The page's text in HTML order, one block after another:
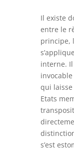
Il existe
entre le
principe,
interne.
qui laisse
Etats
s’est